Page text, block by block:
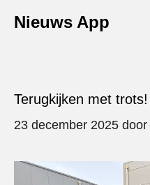
Nieuws App
Terugkijken met trots!
23 december 2025 door